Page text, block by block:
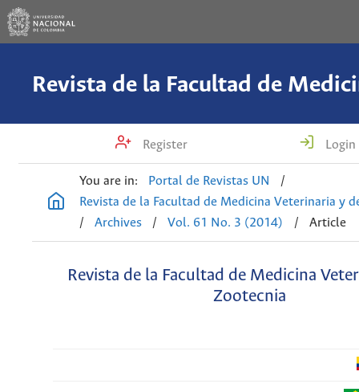
Register Login
You are in: Portal de Revistas UN
/
Revista de la Facultad de Medicina Veterinaria y
/
Archives / Vol. 61 No. 3 (2014) / Article
Revista de la Facultad de Medicina
Zootecnia